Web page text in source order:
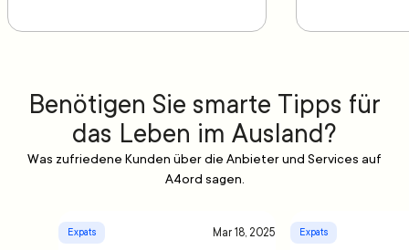
Benötigen Sie smarte Tipps für
das Leben im Ausland?
Was zufriedene Kunden über die Anbieter und Services auf
A4ord sagen.
Expats Mar 18, 2025 Expats